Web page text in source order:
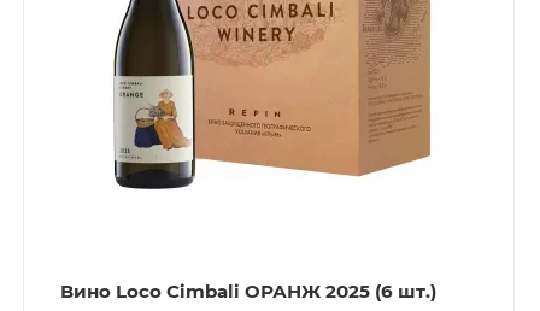
Вино Loco Cimbali ОРАНЖ 2025 (6 шт.)